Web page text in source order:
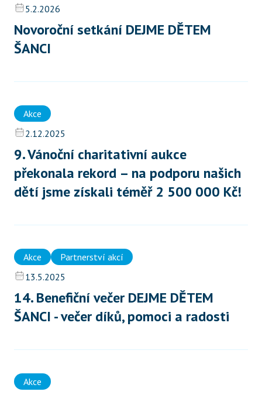
5.2.2026
Novoroční setkání DEJME DĚTEM
ŠANCI
Akce
2.12.2025
9. Vánoční charitativní aukce
překonala rekord – na podporu našich
dětí jsme získali téměř 2 500 000 Kč!
Akce
Partnerství akcí
13.5.2025
14. Benefiční večer DEJME DĚTEM
ŠANCI - večer díků, pomoci a radosti
Akce